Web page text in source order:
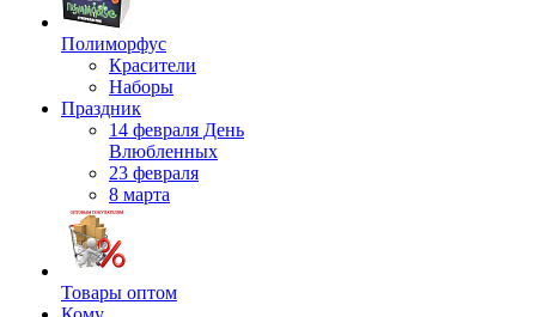
Полиморфус
Красители
Наборы
Праздник
14 февраля День
Влюбленных
23 февраля
8 марта
Товары оптом